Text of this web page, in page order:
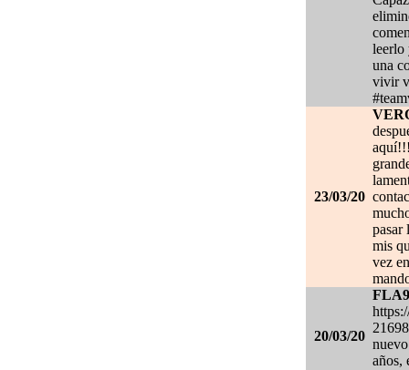
leerlo
una
vivir
23/03/20
pasar
mis
vez
20/03/20
años,